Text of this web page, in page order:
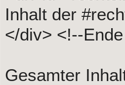
Inhalt der
</div> <!--
Gesamter